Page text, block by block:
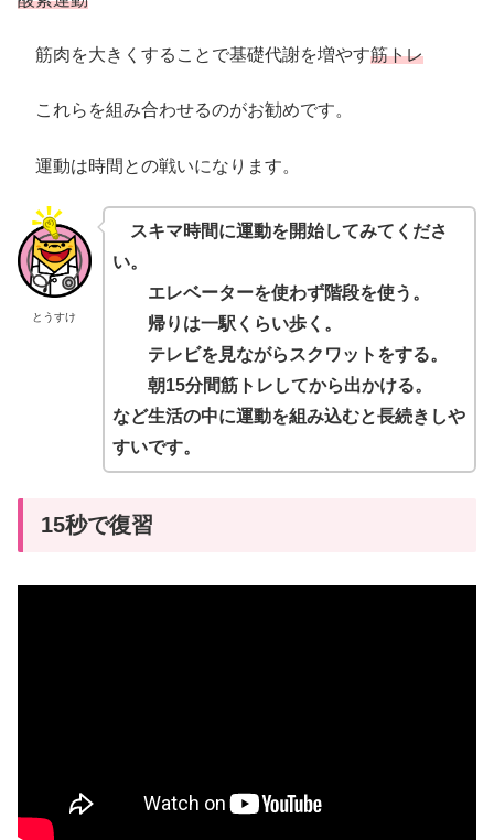
筋肉を大きくすることで基礎代謝を増やす筋トレ
これらを組み合わせるのがお勧めです。
運動は時間との戦いになります。
とうすけ
スキマ時間に運動を開始してみてくださ
い。
エレベーターを使わず階段を使う。
帰りは一駅くらい歩く。
テレビを見ながらスクワットをする。
朝15分間筋トレしてから出かける。
など生活の中に運動を組み込むと長続きしや
すいです。
15秒で復習